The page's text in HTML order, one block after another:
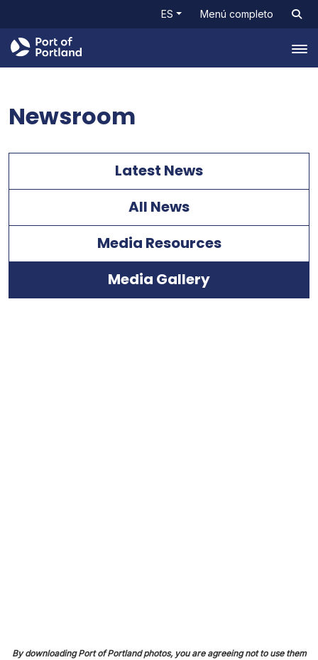
ES Menú completo
Newsroom
Latest News
All News
Media Resources
Media Gallery
By downloading Port of Portland photos, you are agreeing not to use them